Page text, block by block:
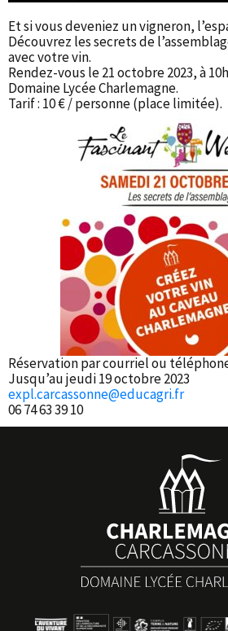
Et si vous deveniez un vigneron,
Découvrez les secrets de
avec votre vin.
Rendez-vous le 21 octobre 2023, à
Domaine Lycée Charlemagne.
Tarif : 10 € / personne (place limitée).
Réservation par courriel ou
Jusqu’au jeudi 19 octobre 2023
expl.carcassonne@educagri.fr
06 74 63 39 10